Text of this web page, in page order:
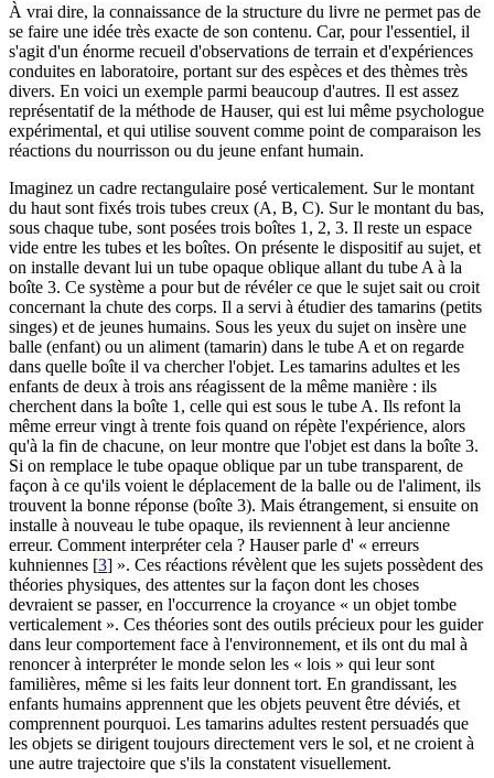
À vrai dire, la connaissance de la structure du livre ne permet pas de
se faire une idée très exacte de son contenu. Car, pour l'essentiel, il
s'agit d'un énorme recueil d'observations de terrain et d'expériences
conduites en laboratoire, portant sur des espèces et des thèmes très
divers. En voici un exemple parmi beaucoup d'autres. Il est assez
représentatif de la méthode de Hauser, qui est lui même psychologue
expérimental, et qui utilise souvent comme point de comparaison les
réactions du nourrisson ou du jeune enfant humain.
Imaginez un cadre rectangulaire posé verticalement. Sur le montant
du haut sont fixés trois tubes creux (A, B, C). Sur le montant du bas,
sous chaque tube, sont posées trois boîtes 1, 2, 3. Il reste un espace
vide entre les tubes et les boîtes. On présente le dispositif au sujet, et
on installe devant lui un tube opaque oblique allant du tube A à la
boîte 3. Ce système a pour but de révéler ce que le sujet sait ou croit
concernant la chute des corps. Il a servi à étudier des tamarins (petits
singes) et de jeunes humains. Sous les yeux du sujet on insère une
balle (enfant) ou un aliment (tamarin) dans le tube A et on regarde
dans quelle boîte il va chercher l'objet. Les tamarins adultes et les
enfants de deux à trois ans réagissent de la même manière : ils
cherchent dans la boîte 1, celle qui est sous le tube A. Ils refont la
même erreur vingt à trente fois quand on répète l'expérience, alors
qu'à la fin de chacune, on leur montre que l'objet est dans la boîte 3.
Si on remplace le tube opaque oblique par un tube transparent, de
façon à ce qu'ils voient le déplacement de la balle ou de l'aliment, ils
trouvent la bonne réponse (boîte 3). Mais étrangement, si ensuite on
installe à nouveau le tube opaque, ils reviennent à leur ancienne
erreur. Comment interpréter cela ? Hauser parle d' « erreurs
kuhniennes [3] ». Ces réactions révèlent que les sujets possèdent des
théories physiques, des attentes sur la façon dont les choses
devraient se passer, en l'occurrence la croyance « un objet tombe
verticalement ». Ces théories sont des outils précieux pour les guider
dans leur comportement face à l'environnement, et ils ont du mal à
renoncer à interpréter le monde selon les « lois » qui leur sont
familières, même si les faits leur donnent tort. En grandissant, les
enfants humains apprennent que les objets peuvent être déviés, et
comprennent pourquoi. Les tamarins adultes restent persuadés que
les objets se dirigent toujours directement vers le sol, et ne croient à
une autre trajectoire que s'ils la constatent visuellement.